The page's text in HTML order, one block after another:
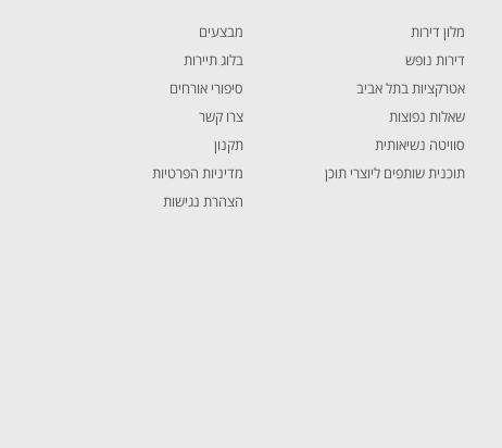
מלון דירות
דירות נופש
אטרקציות בתל אביב
שאלות נפוצות
סוויטה נשיאותית
תוכנית שותפים ליוצרי תוכן
מבצעים
בלוג תיירות
סיפורי אורחים
צרו קשר
תקנון
מדיניות הפרטיות
הצהרת נגישות